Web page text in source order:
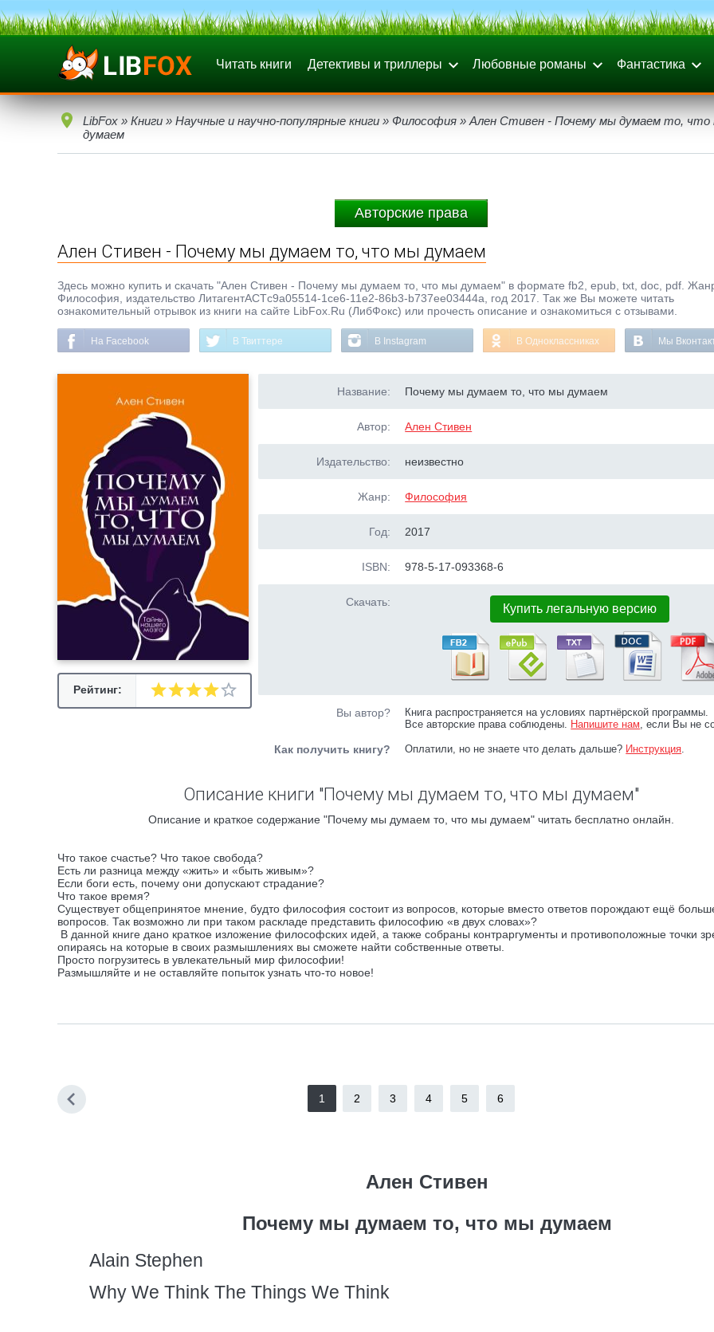
Читать книги Детективы и триллеры Любовные романы Фантастика
LibFox » Книги » Научные и научно-популярные книги » Философия » Ален Стивен - Почему мы думаем то,
думаем
Авторские права
Ален Стивен - Почему мы думаем то, что мы думаем
Здесь можно купить и скачать "Ален Стивен - Почему мы думаем то, что мы думаем" в формате fb2, epub, txt, doc, pdf.
Философия, издательство ЛитагентАСТc9a05514-1ce6-11e2-86b3-b737ee03444a, год 2017. Так же Вы можете читать
ознакомительный отрывок из книги на сайте LibFox.Ru (ЛибФокс) или прочесть описание и ознакомиться с отзывами.
На Facebook В Твиттере В Instagram В Одноклассниках Мы
Рейтинг:
Название: Почему мы думаем то, что мы думаем
Автор: Ален Стивен
Издательство: неизвестно
Жанр: Философия
Год: 2017
ISBN: 978-5-17-093368-6
Скачать: Купить легальную версию
Вы автор?
Книга распространяется на условиях партнёрской программы.
Все авторские права соблюдены. Напишите нам, если Вы не
Как получить книгу? Оплатили, но не знаете что делать дальше? Инструкция.
Описание книги "Почему мы думаем то, что мы думаем"
Описание и краткое содержание "Почему мы думаем то, что мы думаем" читать бесплатно онлайн.
Что такое счастье? Что такое свобода?
Есть ли разница между «жить» и «быть живым»?
Если боги есть, почему они допускают страдание?
Что такое время?
Существует общепринятое мнение, будто философия состоит из вопросов, которые вместо ответов порождают ещё
вопросов. Так возможно ли при таком раскладе представить философию «в двух словах»?
В данной книге дано краткое изложение философских идей, а также собраны контраргументы и противоположные точки
опираясь на которые в своих размышлениях вы сможете найти собственные ответы.
Просто погрузитесь в увлекательный мир философии!
Размышляйте и не оставляйте попыток узнать что-то новое!
1 2 3 4 5 6
Ален Стивен
Почему мы думаем то, что мы думаем
Alain Stephen
Why We Think The Things We Think